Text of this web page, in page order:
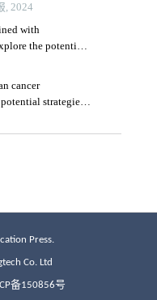
Press.
Co. Ltd
备150856号